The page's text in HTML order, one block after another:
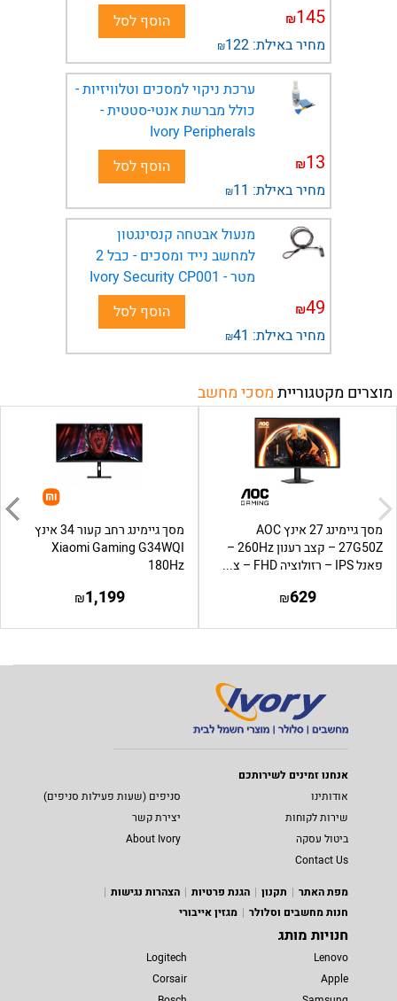
145
₪
מחיר באילת: 122
₪
הוסף לסל
ערכת ניקוי למסכים וטלוויזיות -
כולל מברשת אנטי-סטטית -
Ivory Peripherals
13
₪
מחיר באילת: 11
₪
הוסף לסל
מנעול אבטחה קנסינגטון
למחשב נייד ומסכים - כבל 2
מטר - Ivory Security CP001
49
₪
מחיר באילת: 41
₪
הוסף לסל
מוצרים מקטגורייתמסכי מחשב
מסך גיימינג 27 אינץ AOC
27G50Z – קצב רענון 260Hz –
פאנל IPS – רזולוציה FHD – צ...
629
₪
מסך גיימינג רחב קעור 34 אינץ
Xiaomi Gaming G34WQI
180Hz
1,199
₪
אנחנו זמינים לשירותכם
אודותינו
סניפים (שעות פעילות סניפים)
שירות לקוחות
יצירת קשר
ביטול עסקה
About Ivory
Contact Us
מפת האתר
תקנון הגנת פרטיות
הצהרות נגישות
חנות מחשבים וסלולר
מגזין אייבורי
חנויות מותג
Lenovo
Apple
Logitech
Corsair